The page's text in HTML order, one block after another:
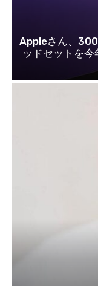
Appleさん、
ッドセットを